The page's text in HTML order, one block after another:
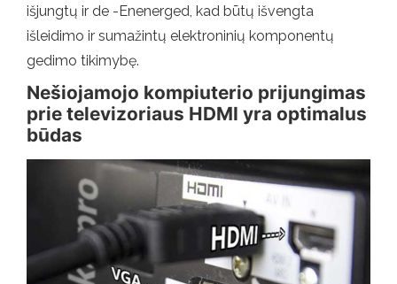
išjungtų ir de -Enenerged, kad būtų išvengta
išleidimo ir sumažintų elektroninių komponentų
gedimo tikimybę.
Nešiojamojo kompiuterio prijungimas
prie televizoriaus HDMI yra optimalus
būdas